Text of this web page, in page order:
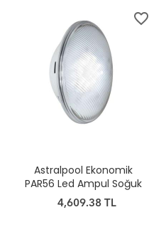
favorite_border
Astralpool Ekonomik
PAR56 Led Ampul Soğuk
Beyaz
4,609.38 TL